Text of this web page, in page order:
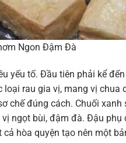
Ngon Đậm Đà
yếu tố. Đầu tiên phải kể
rau gia vị, mang vị chua
chế đúng cách. Chuối
ngọt bùi, đậm đà. Đậu phụ
hòa quyện tạo nên một